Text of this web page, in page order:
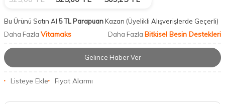
Bu Ürünü Satın Al 5 TL ParapuanKazan (Üyelikli Alışverişlerde Geçerli)
Daha Fazla Vitamaks Daha Fazla Bitkisel Besin Destekleri
Gelince Haber Ver
Listeye Ekle Fiyat Alarmı